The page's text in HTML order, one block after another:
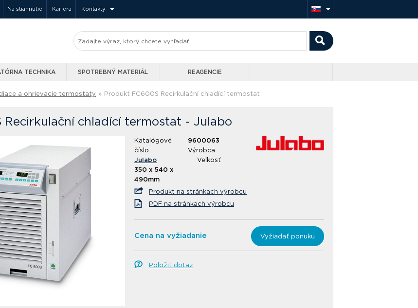
Na stiahnutie Kariéra Kontakty
TECHNIKA SPOTREBNÝ MATERIÁL REAGENCIE
a ohrievacie termostaty » Produkt FC600S Recirkulační chladící termostat
Recirkulační chladící termostat - Julabo
Katalógové
číslo
9600063
Výrobca
Julabo
Veľkosť
350 x 540 x
490mm
Produkt na stránkach výrobcu
PDF na stránkach výrobcu
Cena na vyžiadanie Vyžiadať ponuku
Položiť dotaz